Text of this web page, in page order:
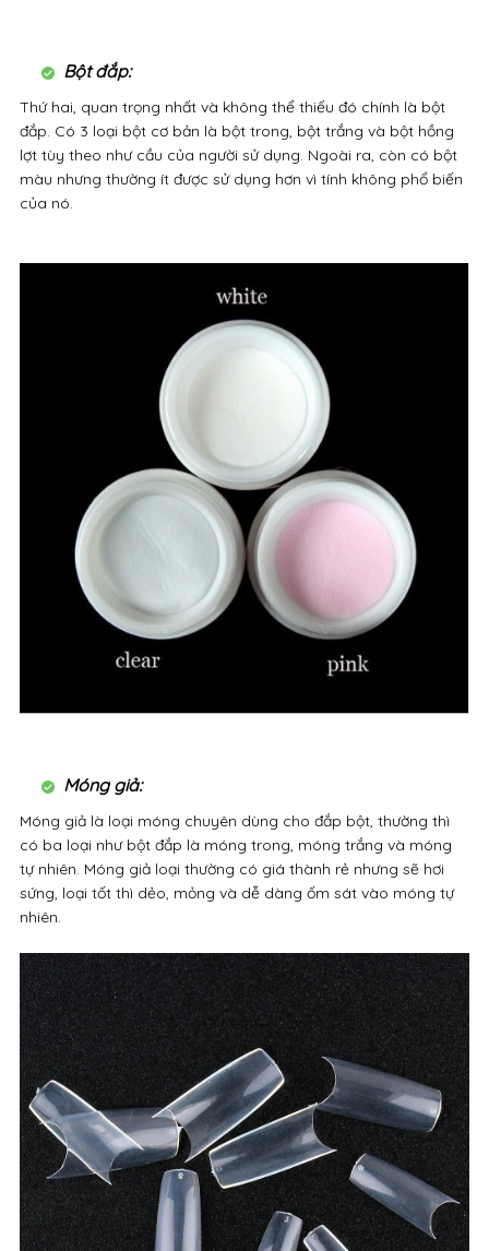
Bột đắp:
Thứ hai, quan trọng nhất và không thể thiếu đó chính là bột
đắp. Có 3 loại bột cơ bản là bột trong, bột trắng và bột hồng
lợt tùy theo như cầu của người sử dụng. Ngoài ra, còn có bột
màu nhưng thường ít được sử dụng hơn vì tính không phổ biến
của nó.
Móng giả:
Móng giả là loại móng chuyên dùng cho đắp bột, thường thì
có ba loại như bột đắp là móng trong, móng trắng và móng
tự nhiên. Móng giả loại thường có giá thành rẻ nhưng sẽ hơi
sứng, loại tốt thì dẻo, mỏng và dễ dàng ốm sát vào móng tự
nhiên.